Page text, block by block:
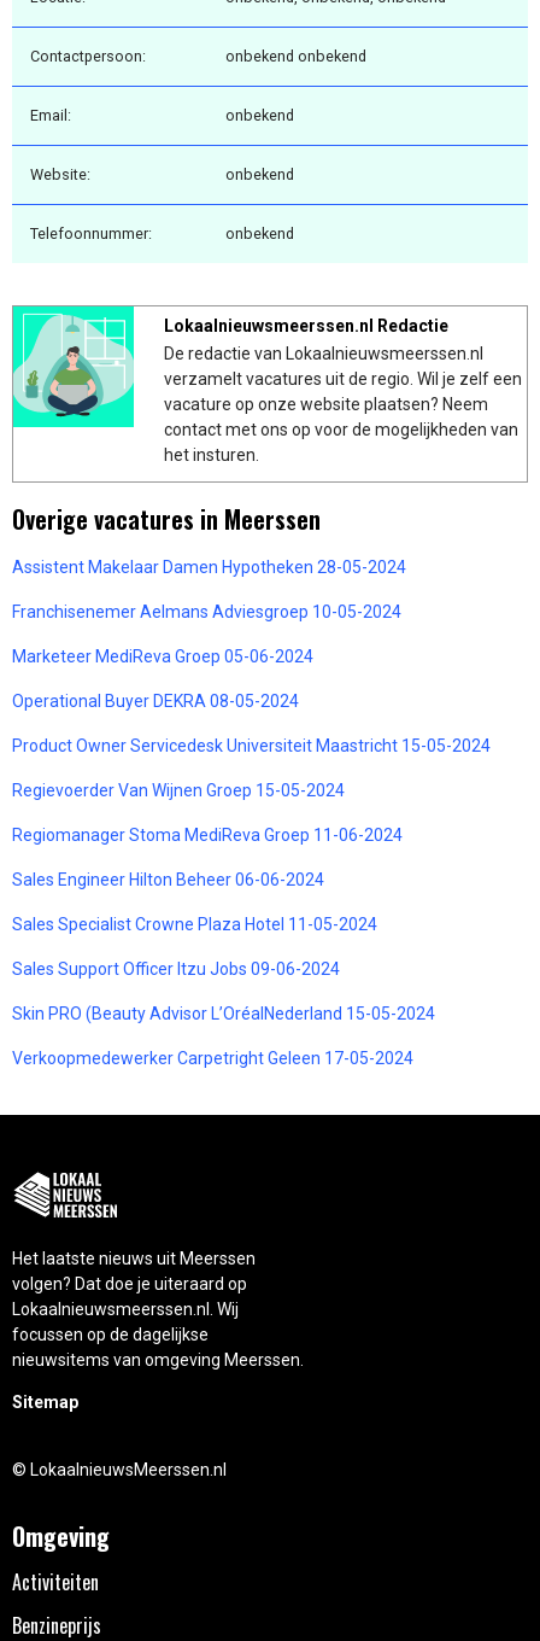
Contactpersoon: onbekend onbekend
Email: onbekend
Website: onbekend
Telefoonnummer: onbekend
Lokaalnieuwsmeerssen.nl Redactie
De redactie van Lokaalnieuwsmeerssen.nl
verzamelt vacatures uit de regio. Wil je zelf een
vacature op onze website plaatsen? Neem
contact met ons op voor de mogelijkheden van
het insturen.
Overige vacatures in Meerssen
Assistent Makelaar Damen Hypotheken 28-05-2024
Franchisenemer Aelmans Adviesgroep 10-05-2024
Marketeer MediReva Groep 05-06-2024
Operational Buyer DEKRA 08-05-2024
Product Owner Servicedesk Universiteit Maastricht 15-05-2024
Regievoerder Van Wijnen Groep 15-05-2024
Regiomanager Stoma MediReva Groep 11-06-2024
Sales Engineer Hilton Beheer 06-06-2024
Sales Specialist Crowne Plaza Hotel 11-05-2024
Sales Support Officer Itzu Jobs 09-06-2024
Skin PRO (Beauty Advisor L’OréalNederland 15-05-2024
Verkoopmedewerker Carpetright Geleen 17-05-2024
Het laatste nieuws uit Meerssen
volgen? Dat doe je uiteraard op
Lokaalnieuwsmeerssen.nl. Wij
focussen op de dagelijkse
nieuwsitems van omgeving Meerssen.
Sitemap
© LokaalnieuwsMeerssen.nl
Omgeving
Activiteiten
Benzineprijs